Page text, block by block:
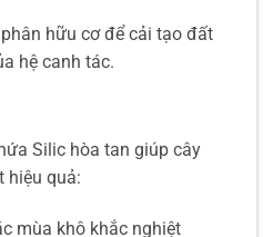
hữu cơ để cải tạo đất
hệ canh tác.
Silic hòa tan giúp cây
hiệu quả:
mùa khô khắc nghiệt